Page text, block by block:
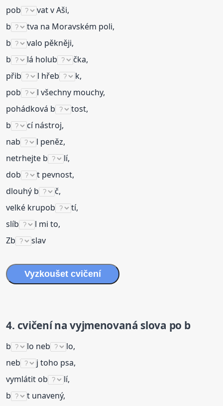
pob
vat v Aši,
b
tva na Moravském poli,
b
valo pěkněji,
b
lá holub
čka,
přib
l hřeb
k,
pob
l všechny mouchy,
pohádková b
tost,
b
cí nástroj,
nab
l peněz,
netrhejte b
lí,
dob
t pevnost,
dlouhý b
č,
velké krupob
tí,
slíb
l mi to,
Zb
slav
Vyzkoušetcvičení
4. cvičenínavyjmenovaná slova po b
b lo neb
lo,
neb
j toho psa,
vymlátit ob
lí,
b
t unavený,